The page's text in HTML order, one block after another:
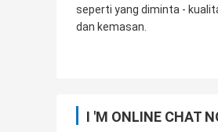
seperti yang diminta -
dan kemasan.
I 'M ONLINE CHAT